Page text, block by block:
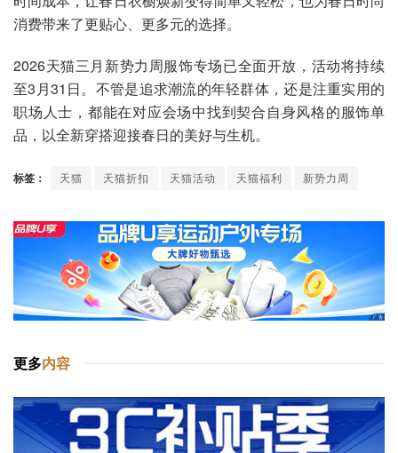
消费带来了更贴心、更多元的选择。
2026天猫三月新势力周服饰专场已全面开放，活动将持续
至3月31日。不管是追求潮流的年轻群体，还是注重实用的
职场人士，都能在对应会场中找到契合自身风格的服饰单
品，以全新穿搭迎接春日的美好与生机。
标签： 天猫 天猫折扣 天猫活动 天猫福利 新势力周
更多内容